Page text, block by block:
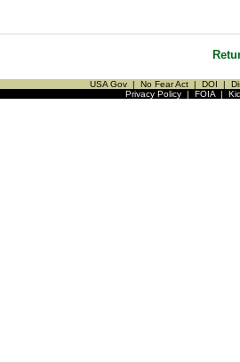
USA Gov | No Fear Act | DOI |
Privacy Policy| FOIA|